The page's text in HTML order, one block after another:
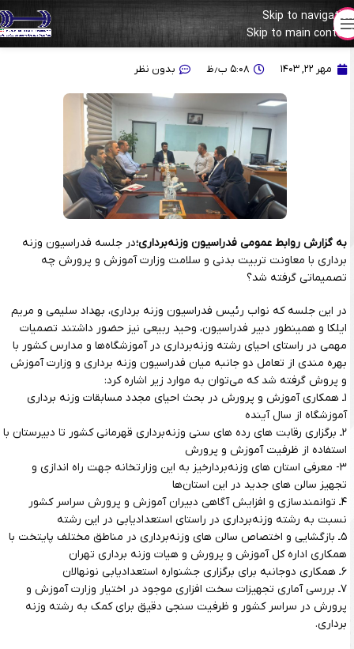
Skip to navigation
Skip to main content
بازگشت وزنه‌برداری به مسابقات المپیاد دانش‌آموزی
مهر ۲۲, ۱۴۰۳ ۵:۰۸ ب٫ظ بدون نظر
به گزارش روابط عمومی فدراسیون وزنه‌برداری؛در جلسه فدراسیون وزنه
برداری با معاونت تربیت بدنی و سلامت وزارت آموزش و پرورش چه
تصمیماتی گرفته شد؟
در این جلسه که نواب رئیس فدراسیون وزنه برداری، بهداد سلیمی و مریم
ایلکا و همینطور دبیر فدراسیون، وحید ربیعی نیز حضور داشتند تصمیات
مهمی در راستای احیای رشته وزنه‌برداری در آموزشگاه‌ها و مدارس کشور با
بهره مندی از تعامل دو جانبه میان فدراسیون وزنه برداری و وزارت آموزش
و پروش گرفته شد که می‌توان به موارد زیر اشاره کرد:
۱ـ همکاری آموزش و پرورش در بحث احیای مجدد مسابقات وزنه برداری
آموزشگاه از سال آینده
۲ـ برگزاری رقابت های رده های سنی وزنه‌برداری قهرمانی کشور تا دبیرستان با
استفاده از ظرفیت آموزش و پرورش
۳- معرفی استان های وزنه‌بردارخیز به این وزارتخانه جهت راه اندازی و
تجهیز سالن های جدید در این استان‌ها
۴ـ توانمندسازی و افزایش آگاهی دبیران آموزش و پرورش سراسر کشور
نسبت به رشته وزنه‌برداری در راستای استعدادیابی در این رشته
۵ـ بازگشایی و اختصاص سالن های وزنه‌برداری در مناطق مختلف پایتخت با
همکاری اداره کل آموزش و پرورش و هیات وزنه برداری تهران
۶ـ همکاری دوجانبه برای برگزاری جشنواره استعدادیابی نونهالان
۷ـ بررسی آماری تجهیزات سخت افزاری موجود در اختیار وزارت آموزش و
پرورش در سراسر کشور و ظرفیت سنجی دقیق برای کمک به رشته وزنه
برداری.